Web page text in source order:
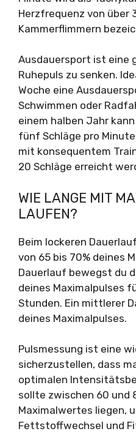
Herzfrequenz von über
Kammerflimmern
Ausdauersport ist eine
Ruhepuls zu senken.
Woche eine
Schwimmen oder
einem halben Jahr
fünf Schläge pro
mit konsequentem
20 Schläge erreicht
WIE LANGE MIT
LAUFEN?
Beim lockeren
von 65 bis 70% deines
Dauerlauf bewegst du
deines Maximalpulses
Stunden. Ein mittlerer
deines Maximalpulses.
Pulsmessung ist eine
sicherzustellen, dass
optimalen
sollte zwischen 60 und
Maximalwertes liegen,
Fettstoffwechsel und